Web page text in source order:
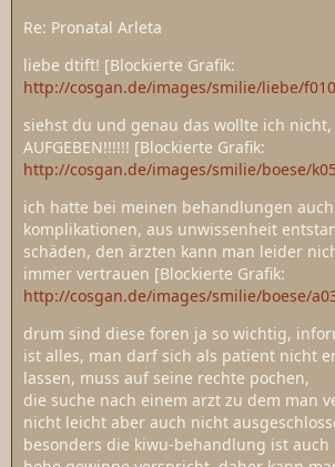
Re: Pronatal Arleta
liebe dtift! [Blockierte Grafik:
http://cosgan.de/images/smilie/liebe/
siehst du und genau das wollte ich nicht,
AUFGEBEN!!!!!! [Blockierte Grafik:
http://cosgan.de/images/smilie/boese/
ich hatte bei meinen behandlungen
komplikationen, aus unwissenheit
schäden, den ärzten kann man leider
immer vertrauen [Blockierte Grafik:
http://cosgan.de/images/smilie/boese/
drum sind diese foren ja so wichtig,
ist alles, man darf sich als patient nicht
lassen, muss auf seine rechte pochen,
die suche nach einem arzt zu dem man
nicht leicht aber auch nicht
besonders die kiwu-behandlung ist auch